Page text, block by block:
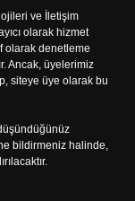
ve İletişim
olarak hizmet
olarak denetleme
Ancak, üyelerimiz
siteye üye olarak bu
bildirmeniz halinde,